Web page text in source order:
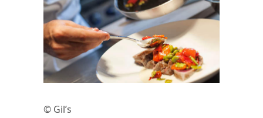
© Gil’s